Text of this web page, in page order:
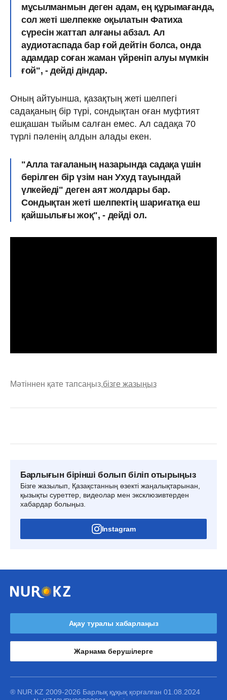
мұсылманмын деген адам, ең құрымағанда,
сол жеті шелпекке оқылатын Фатиха
сүресін жаттап алғаны абзал. Ал
аудиотаспада бар ғой дейтін болса, онда
адамдар соған жаман үйреніп алуы мүмкін
ғой", - дейді діндар.
Оның айтуынша, қазақтың жеті шелпегі
садақаның бір түрі, сондықтан оған муфтият
ешқашан тыйым салған емес. Ал садақа 70
түрлі пәленің алдын алады екен.
"Алла тағаланың назарында садақа үшін
берілген бір үзім нан Ухуд тауындай
үлкейеді" деген аят жолдары бар.
Сондықтан жеті шелпектің шариғатқа еш
қайшылығы жоқ", - дейді ол.
Мәтіннен қате тапсаңыз,бізге жазыңыз
Барлығын бірінші болып біліп отырыңыз
Бізге жазылып, Қазақстанның өзекті жаңалықтарынан,
қызықты суреттер, видеолар мен эксклюзивтерден
хабардар болыңыз.
Instagram
Ақау туралы хабарлаңыз
Жарнама берушілерге
® NUR.KZ 2009-2026 Барлық құқық қорғалған 01.08.2024